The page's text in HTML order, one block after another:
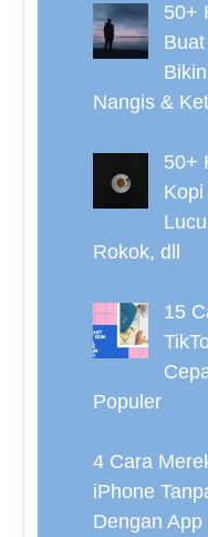
50+
Nangis &
50+
Rokok, dll
15
Populer
4 Cara
iPhone
Dengan App